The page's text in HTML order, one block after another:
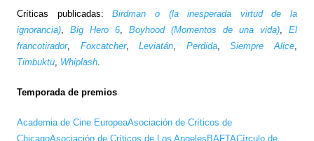
Críticas publicadas:Birdman o (la inesperada virtud de la
ignorancia), Big Hero 6 ,Boyhood (Momentos de una vida) ,El
francotirador, Foxcatcher,Leviatán Perdida,Siempre Alice
Timbuktu, Whiplash.
Temporada de premios
Academia de Cine EuropeaAsociación de Críticos de
ChicagoAsociación de Críticos de Los AngelesBAFTACírculo de